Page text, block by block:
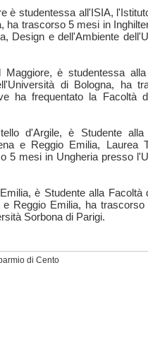
è studentessa all'ISIA,
ha trascorso 5 mesi in
Design e dell'Ambiente
è studentessa
di Bologna, ha
ha frequentato la Facoltà
d'Argile, è Studente alla
e Reggio Emilia, Laurea
5 mesi in Ungheria presso
è Studente alla Facoltà
e Reggio Emilia, ha
Sorbona di Parigi.
di Cento